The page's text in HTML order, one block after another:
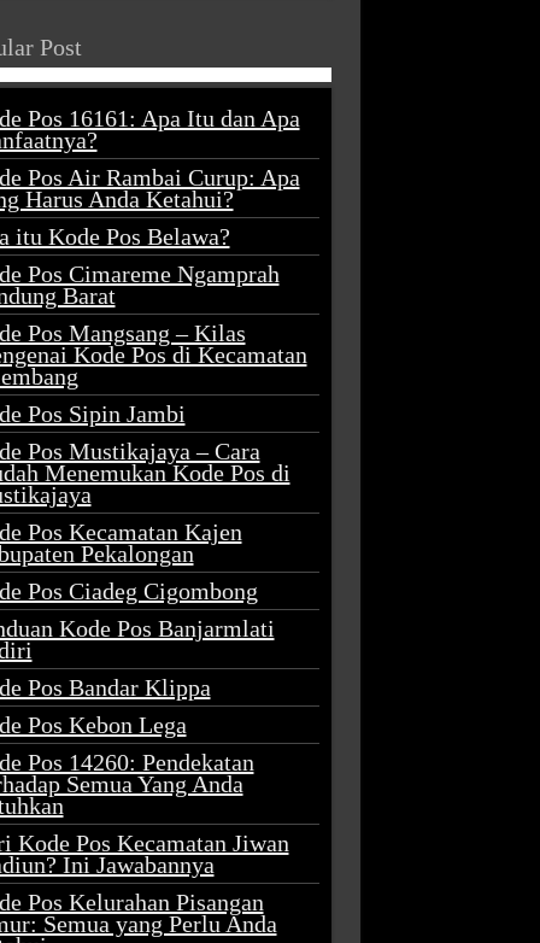
Post
Pos 16161: Apa Itu dan Apa
Pos Air Rambai Curup: Apa
Harus Anda Ketahui?
itu Kode Pos Belawa?
Pos Cimareme Ngamprah
Barat
Pos Mangsang – Kilas
Kode Pos di Kecamatan
Pos Sipin Jambi
Pos Mustikajaya – Cara
Menemukan Kode Pos di
Pos Kecamatan Kajen
Pekalongan
Pos Ciadeg Cigombong
Kode Pos Banjarmlati
Pos Bandar Klippa
Pos Kebon Lega
Pos 14260: Pendekatan
Semua Yang Anda
Kode Pos Kecamatan Jiwan
Ini Jawabannya
Pos Kelurahan Pisangan
Semua yang Perlu Anda